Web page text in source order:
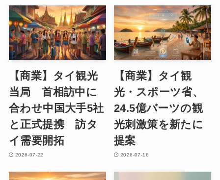
【商業】タイ観光
当局 首相訪中に
合わせ中国大手5社
と正式提携 訪タ
イ需要開拓
2026-07-22
【商業】タイ観
光・スポーツ省、
24.5億バーツの観
光刺激策を新たに
提案
2026-07-16